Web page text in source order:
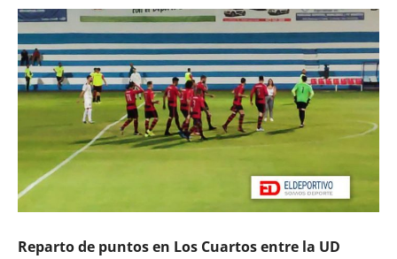
Reparto de puntos en Los Cuartos entre la UD